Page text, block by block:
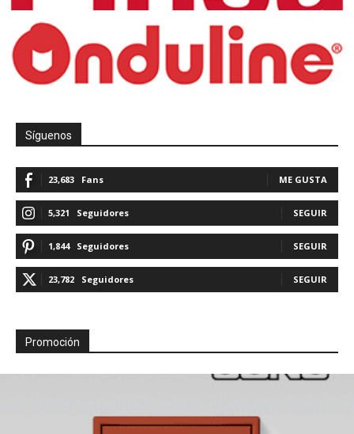
Síguenos
23,683 Fans ME GUSTA
5,321 Seguidores SEGUIR
1,844 Seguidores SEGUIR
23,782 Seguidores SEGUIR
Promoción